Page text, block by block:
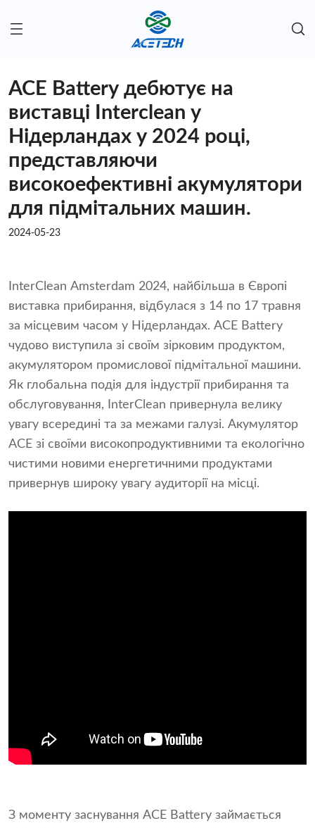
ACE Battery дебютує на
виставці Interclean у
Нідерландах у 2024 році,
представляючи
високоефективні акумулятори
для підмітальних машин.
2024-05-23
InterClean Amsterdam 2024, найбільша в Європі
виставка прибирання, відбулася з 14 по 17 травня
за місцевим часом у Нідерландах. ACE Battery
чудово виступила зі своїм зірковим продуктом,
акумулятором промислової підмітальної машини.
Як глобальна подія для індустрії прибирання та
обслуговування, InterClean привернула велику
увагу всередині та за межами галузі. Акумулятор
ACE зі своїми високопродуктивними та екологічно
чистими новими енергетичними продуктами
привернув широку увагу аудиторії на місці.
З моменту заснування ACE Battery займається